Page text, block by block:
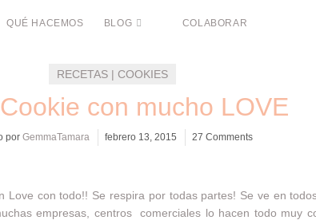
QUÉ HACEMOS BLOG COLABORAR
RECETAS | COOKIES
con mucho LOVE
por GemmaTamara febrero 13, 2015 27 Comments
Love con todo!! Se respira por todas partes! Se ve en
empresas, centros comerciales lo hacen todo muy